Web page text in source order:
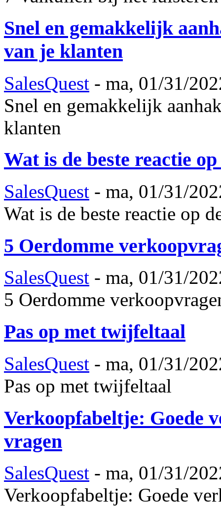
Snel en gemakkelijk
van je klanten
SalesQuest - ma, 01/31/
Snel en gemakkelijk
klanten
Wat is de beste reactie
SalesQuest - ma, 01/31/
Wat is de beste reactie op
5 Oerdomme
SalesQuest - ma, 01/31/
5 Oerdomme
Pas op met twijfeltaal
SalesQuest - ma, 01/31/
Pas op met twijfeltaal
Verkoopfabeltje: Goede
vragen
SalesQuest - ma, 01/31/
Verkoopfabeltje: Goede